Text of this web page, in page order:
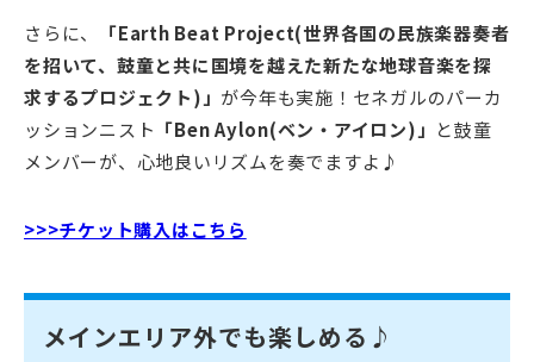
さらに、
「Earth Beat Project(世界各国の民族楽器奏者
を招いて、鼓童と共に国境を越えた新たな地球音楽を探
求するプロジェクト)」 が今年も実施！セネガルのパーカ
ッションニスト 「Ben Aylon(ベン・アイロン)」 と鼓童
メンバーが、心地良いリズムを奏でますよ♪
>>>チケット購入はこちら
メインエリア外でも楽しめる♪